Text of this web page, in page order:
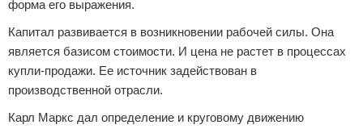
форма его выражения.
Капитал развивается в возникновении рабочей силы. Она
является базисом стоимости. И цена не растет в процессах
купли-продажи. Ее источник задействован в
производственной отрасли.
Карл Маркс дал определение и круговому движению